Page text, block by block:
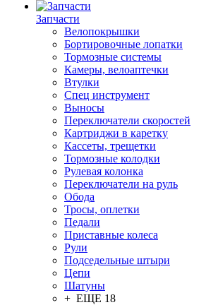
Запчасти
Велопокрышки
Бортировочные лопатки
Тормозные системы
Камеры, велоаптечки
Втулки
Спец инструмент
Выносы
Переключатели скоростей
Картриджи в каретку
Кассеты, трещетки
Тормозные колодки
Рулевая колонка
Переключатели на руль
Обода
Тросы, оплетки
Педали
Приставные колеса
Рули
Подседельные штыри
Цепи
Шатуны
+ ЕЩЕ 18